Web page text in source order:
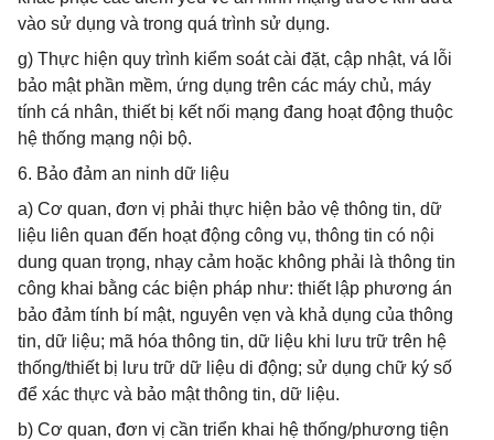
vào sử dụng và trong quá trình sử dụng.
g) Thực hiện quy trình kiểm soát cài đặt, cập nhật, vá lỗi
bảo mật phần mềm, ứng dụng trên các máy chủ, máy
tính cá nhân, thiết bị kết nối mạng đang hoạt động thuộc
hệ thống mạng nội bộ.
6. Bảo đảm an ninh dữ liệu
a) Cơ quan, đơn vị phải thực hiện bảo vệ thông tin, dữ
liệu liên quan đến hoạt động công vụ, thông tin có nội
dung quan trọng, nhạy cảm hoặc không phải là thông tin
công khai bằng các biện pháp như: thiết lập phương án
bảo đảm tính bí mật, nguyên vẹn và khả dụng của thông
tin, dữ liệu; mã hóa thông tin, dữ liệu khi lưu trữ trên hệ
thống/thiết bị lưu trữ dữ liệu di động; sử dụng chữ ký số
để xác thực và bảo mật thông tin, dữ liệu.
b) Cơ quan, đơn vị cần triển khai hệ thống/phương tiện